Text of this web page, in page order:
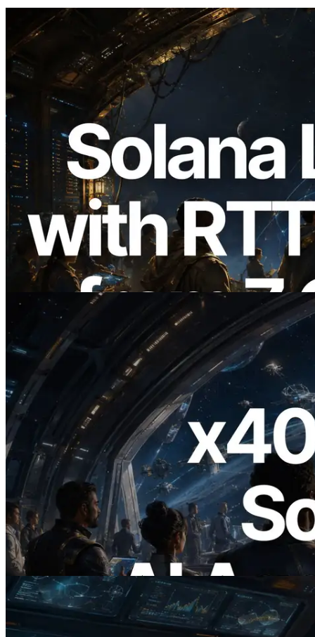
2026.08.05
ERPC, Solana Leader Slot API를 전 세계
7개 리전 ping 측정으로 확장 —
Validators Information API도 공개
이 글 읽기
2026.07.04
ERPC, x402 지원 Solana RPC 공개 — AI
에이전트가 필요한 API에 온디맨드로 결
제하는 시대
이 글 읽기